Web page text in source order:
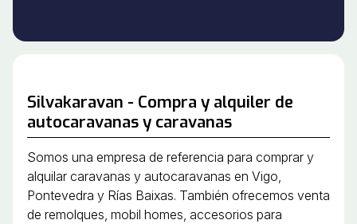
Silvakaravan - Compra y alquiler de
autocaravanas y caravanas
Somos una empresa de referencia para comprar y
alquilar caravanas y autocaravanas en Vigo,
Pontevedra y Rías Baixas. También ofrecemos venta
de remolques, mobil homes, accesorios para